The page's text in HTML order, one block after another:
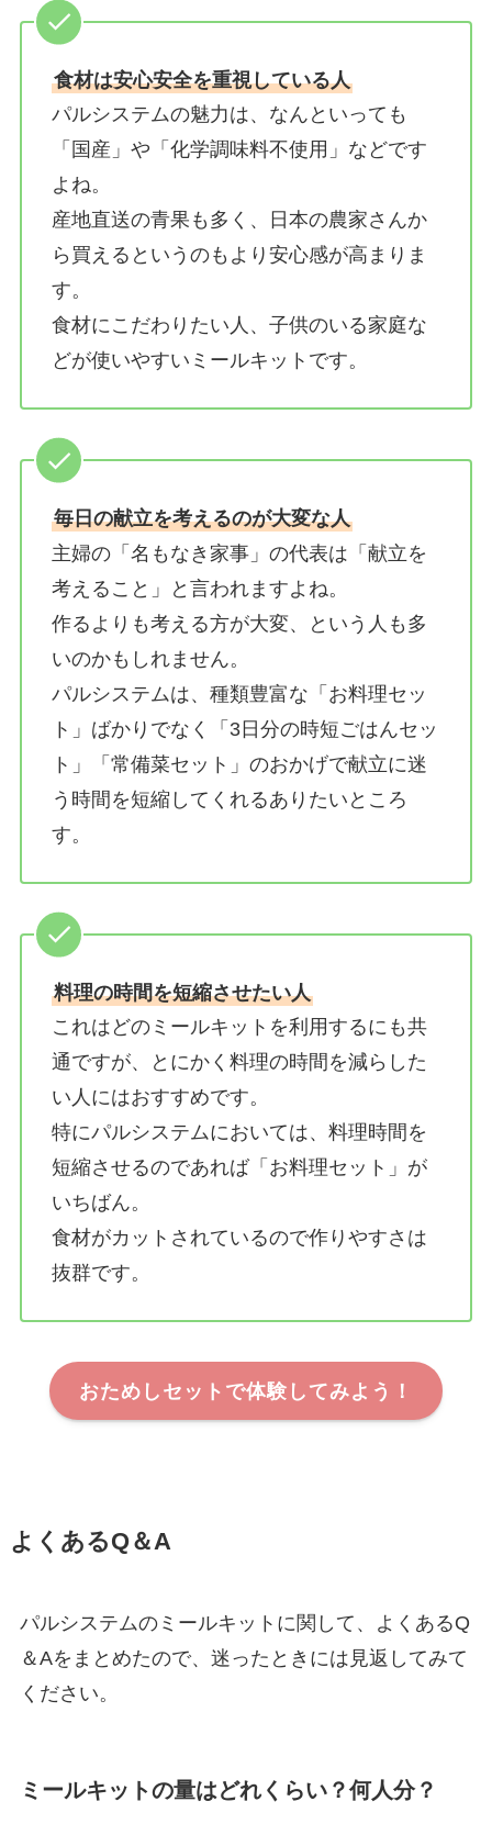
食材は安心安全を重視している人
パルシステムの魅力は、なんといっても
「国産」や「化学調味料不使用」などです
よね。
産地直送の青果も多く、日本の農家さんか
ら買えるというのもより安心感が高まりま
す。
食材にこだわりたい人、子供のいる家庭な
どが使いやすいミールキットです。
毎日の献立を考えるのが大変な人
主婦の「名もなき家事」の代表は「献立を
考えること」と言われますよね。
作るよりも考える方が大変、という人も多
いのかもしれません。
パルシステムは、種類豊富な「お料理セッ
ト」ばかりでなく「3日分の時短ごはんセッ
ト」「常備菜セット」のおかげで献立に迷
う時間を短縮してくれるありたいところ
す。
料理の時間を短縮させたい人
これはどのミールキットを利用するにも共
通ですが、とにかく料理の時間を減らした
い人にはおすすめです。
特にパルシステムにおいては、料理時間を
短縮させるのであれば「お料理セット」が
いちばん。
食材がカットされているので作りやすさは
抜群です。
おためしセットで体験してみよう！
よくあるQ＆A
パルシステムのミールキットに関して、よくあるQ
＆Aをまとめたので、迷ったときには見返してみて
ください。
ミールキットの量はどれくらい？何人分？